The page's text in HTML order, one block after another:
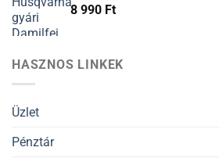
8 990 Ft
HASZNOS LINKEK
Üzlet
Pénztár